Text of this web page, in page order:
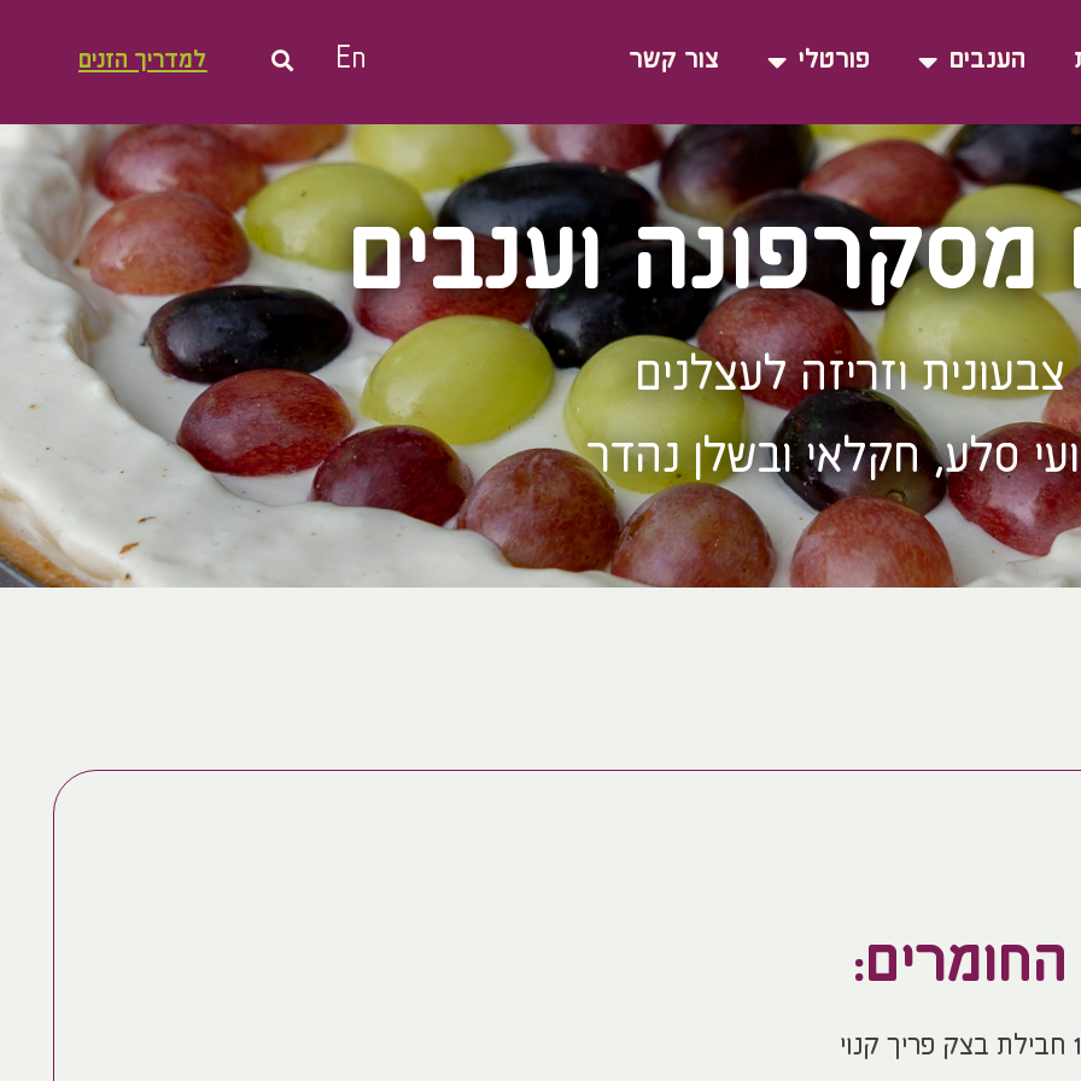
הענבים פורטלי צור קשר En למדריך הזנים
וענבים
וזריזה לעצלנים
סלע, חקלאי ובשלן נהדר
החומרים:
1 חבילת בצק פריך קנוי